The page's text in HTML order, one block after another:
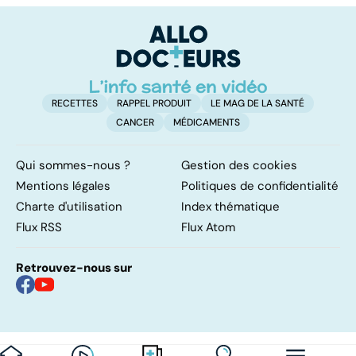
d'angine ?
RECETTES RAPPEL PRODUIT
LE MAG DE LA SANTÉ
CANCER
MÉDICAMENTS
Qui sommes-nous ?
Gestion des cookies
Mentions légales
Politiques de confidentialité
Charte d'utilisation
Index thématique
Flux RSS
Flux Atom
Retrouvez-nous sur